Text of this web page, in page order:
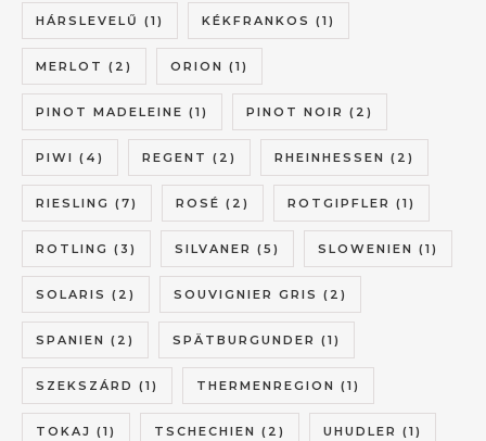
HÁRSLEVELŰ (1) KÉKFRANKOS (1)
MERLOT (2) ORION (1)
PINOT MADELEINE (1) PINOT NOIR (2)
PIWI (4) REGENT (2) RHEINHESSEN (2)
RIESLING (7) ROSÉ (2) ROTGIPFLER (1)
ROTLING (3) SILVANER (5) SLOWENIEN (1)
SOLARIS (2) SOUVIGNIER GRIS (2)
SPANIEN (2) SPÄTBURGUNDER (1)
SZEKSZÁRD (1) THERMENREGION (1)
TOKAJ (1) TSCHECHIEN (2) UHUDLER (1)